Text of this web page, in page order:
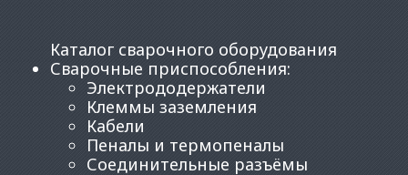
Каталог сварочного оборудования
Сварочные приспособления:
Электрододержатели
Клеммы заземления
Кабели
Пеналы и термопеналы
Соединительные разъёмы